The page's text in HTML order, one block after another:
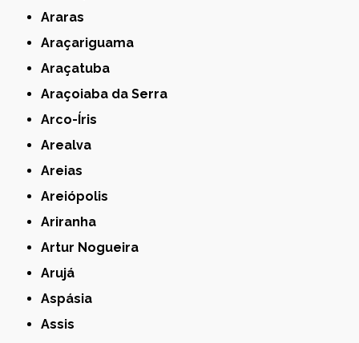
Araras
Araçariguama
Araçatuba
Araçoiaba da Serra
Arco-Íris
Arealva
Areias
Areiópolis
Ariranha
Artur Nogueira
Arujá
Aspásia
Assis